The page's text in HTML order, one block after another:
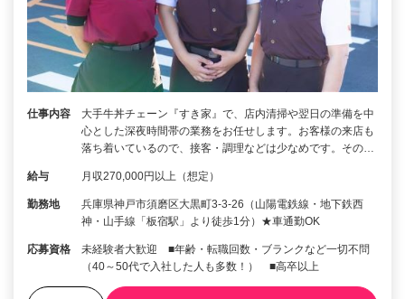
仕事内容
大手牛丼チェーン『すき家』で、店内清掃や翌日の準備を中
心とした深夜時間帯の業務をお任せします。お客様の来店も
落ち着いているので、接客・調理などは少なめです。その…
給与 月収270,000円以上（想定）
勤務地
兵庫県神戸市須磨区大黒町3-3-26（山陽電鉄線・地下鉄西
神・山手線「板宿駅」より徒歩1分）★車通勤OK
応募資格
未経験者大歓迎 ■年齢・転職回数・ブランクなど一切不問
（40～50代で入社した人も多数！） ■高卒以上